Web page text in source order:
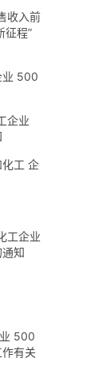
收入前
征程”
业 500
企业
工 企
工企业
知
500
有关